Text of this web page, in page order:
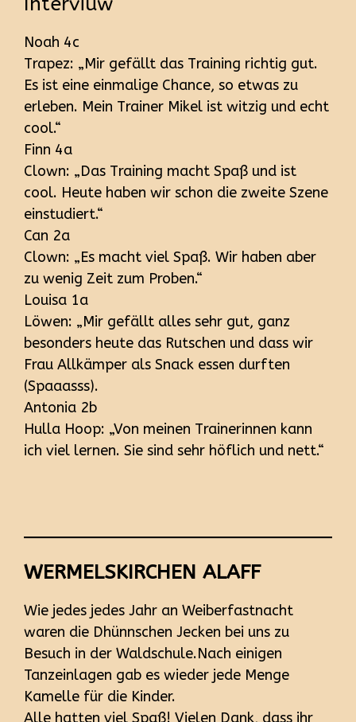
Noah 4c
Trapez: „Mir gefällt das Training richtig gut.
Es ist eine einmalige Chance, so etwas zu
erleben. Mein Trainer Mikel ist witzig und echt
cool.“
Finn 4a
Clown: „Das Training macht Spaß und ist
cool. Heute haben wir schon die zweite Szene
einstudiert.“
Can 2a
Clown: „Es macht viel Spaß. Wir haben aber
zu wenig Zeit zum Proben.“
Louisa 1a
Löwen: „Mir gefällt alles sehr gut, ganz
besonders heute das Rutschen und dass wir
Frau Allkämper als Snack essen durften
(Spaaasss).
Antonia 2b
Hulla Hoop: „Von meinen Trainerinnen kann
ich viel lernen. Sie sind sehr höflich und nett.“
WERMELSKIRCHEN ALAFF
Wie jedes jedes Jahr an Weiberfastnacht
waren die Dhünnschen Jecken bei uns zu
Besuch in der Waldschule.Nach einigen
Tanzeinlagen gab es wieder jede Menge
Kamelle für die Kinder.
Alle hatten viel Spaß! Vielen Dank, dass ihr